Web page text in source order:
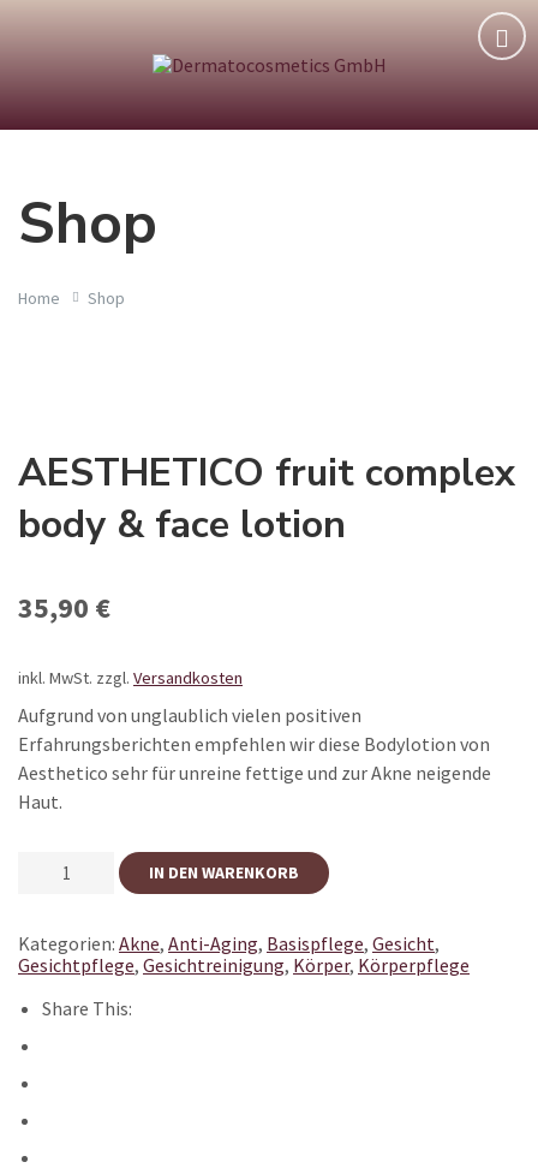
Shop
Home Shop
AESTHETICO fruit complex
body & face lotion
35,90 €
inkl. MwSt. zzgl. Versandkosten
Aufgrund von unglaublich vielen positiven
Erfahrungsberichten empfehlen wir diese Bodylotion von
Aesthetico sehr für unreine fettige und zur Akne neigende
Haut.
AESTHETICO
FRUIT
&
FACE
MENGE
IN DEN WARENKORB
Kategorien: Akne, Anti-Aging, Basispflege, Gesicht,
Gesichtpflege, Gesichtreinigung, Körper, Körperpflege
Share This: